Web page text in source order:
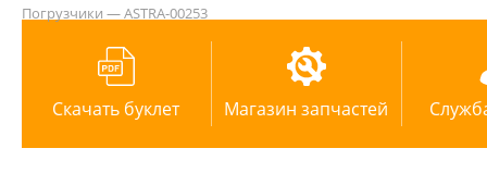
Погрузчики — ASTRA-00253
Скачать буклет Магазин запчастей